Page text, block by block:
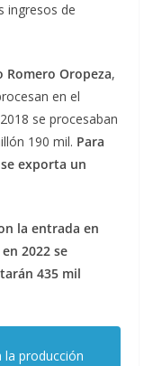
ingresos de
Romero Oropeza,
en el
se procesaban
190 mil. Para
exporta un
la entrada en
2022 se
435 mil
la producción